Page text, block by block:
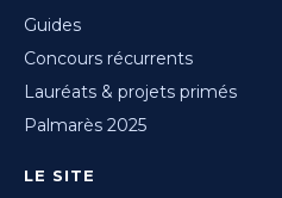
Guides
Concours récurrents
Lauréats & projets primés
Palmarès 2025
LE SITE